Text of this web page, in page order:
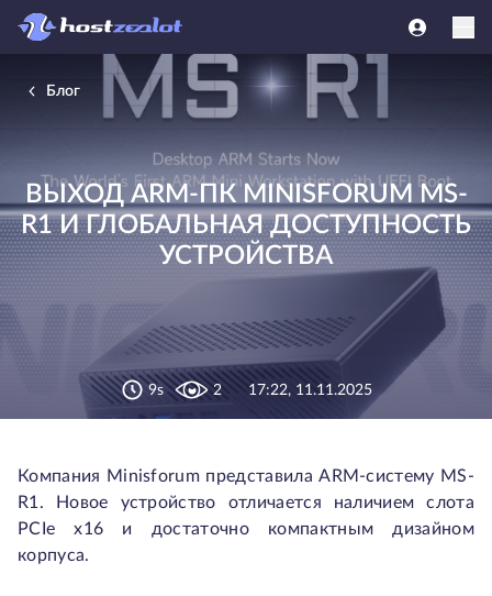
Блог
ВЫХОД ARM-ПК MINISFORUM MS-
R1 И ГЛОБАЛЬНАЯ ДОСТУПНОСТЬ
УСТРОЙСТВА
9s 2 17:22, 11.11.2025
Компания Minisforum представила ARM-систему MS-
R1. Новое устройство отличается наличием слота
PCIe x16 и достаточно компактным дизайном
корпуса.